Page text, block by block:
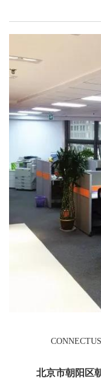
北京市朝阳区